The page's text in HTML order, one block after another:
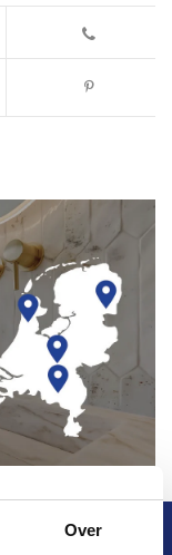
Over
nieuws en